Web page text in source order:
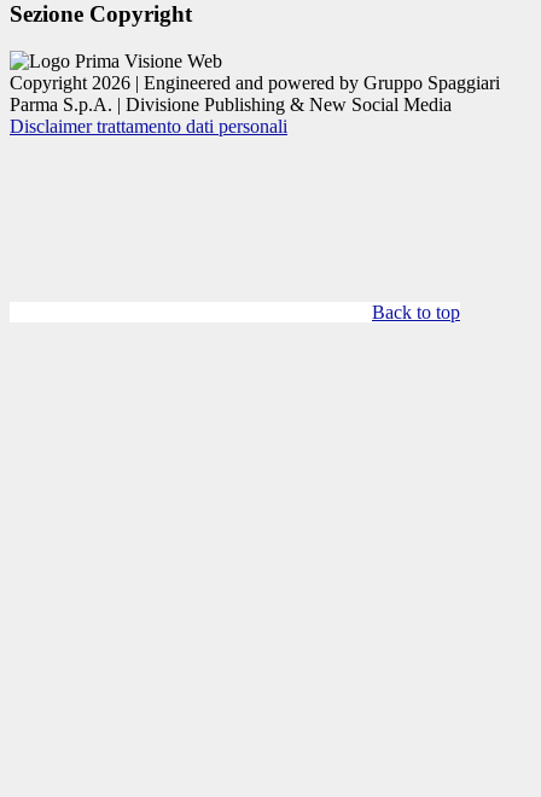
Sezione Copyright
Copyright 2026 | Engineered and powered by Gruppo Spaggiari
Parma S.p.A. | Divisione Publishing & New Social Media
Disclaimer trattamento dati personali
Back to top